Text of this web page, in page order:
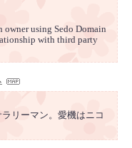
owner using Sedo Domain
with third party
リーマン。愛機はニコ